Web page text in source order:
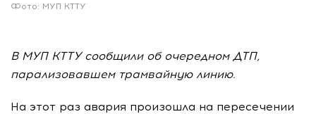
Фото: МУП КТТУ
В МУП КТТУ сообщили об очередном ДТП,
парализовавшем трамвайную линию.
На этот раз авария произошла на пересечении